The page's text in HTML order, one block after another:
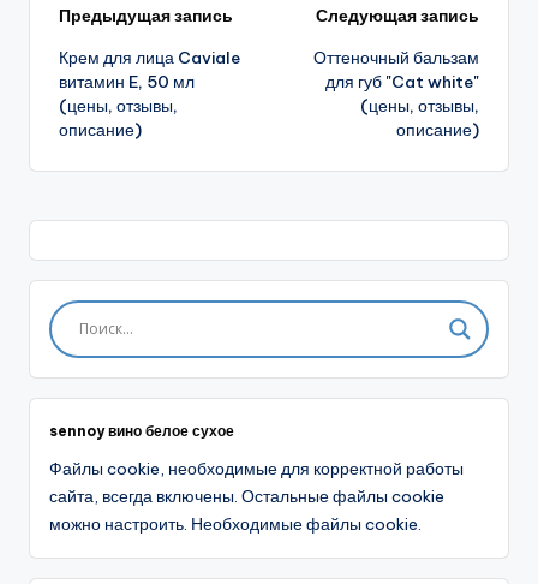
Навигация
записи
Предыдущая запись
Крем для лица Caviale
витамин E, 50 мл
(цены, отзывы,
описание)
Следующая запись
Оттеночный бальзам
для губ "Cat white"
(цены, отзывы,
описание)
sennoy вино белое сухое
Файлы cookie, необходимые для корректной работы
сайта, всегда включены. Остальные файлы cookie
можно настроить. Необходимые файлы cookie.